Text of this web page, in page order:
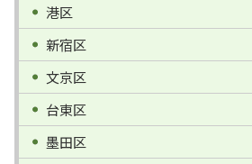
港区
新宿区
文京区
台東区
墨田区